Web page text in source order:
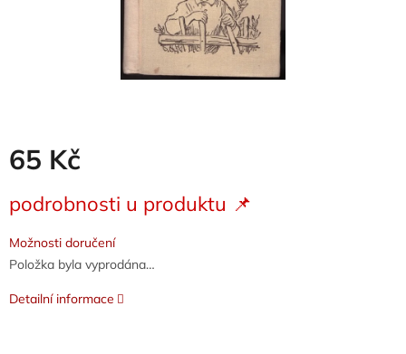
65 Kč
cena:
podrobnosti u produktu 📌
Možnosti doručení
Položka byla vyprodána…
Detailní informace